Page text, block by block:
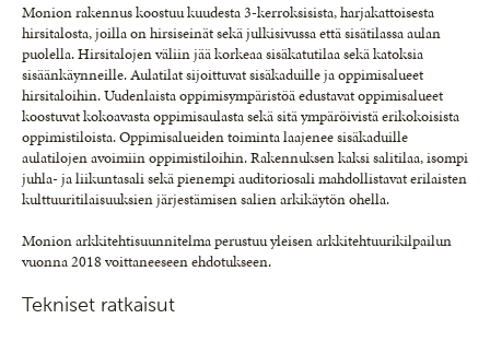
Monion rakennus koostuu kuudesta 3-kerroksisista, harjakattoisesta
hirsitalosta, joilla on hirsiseinät sekä julkisivussa että sisätilassa aulan
puolella. Hirsitalojen väliin jää korkeaa sisäkatutilaa sekä katoksia
sisäänkäynneille. Aulatilat sijoittuvat sisäkaduille ja oppimisalueet
hirsitaloihin. Uudenlaista oppimisympäristöä edustavat oppimisalueet
koostuvat kokoavasta oppimisaulasta sekä sitä ympäröivistä erikokoisista
oppimistiloista. Oppimisalueiden toiminta laajenee sisäkaduille
aulatilojen avoimiin oppimistiloihin. Rakennuksen kaksi salitilaa, isompi
juhla- ja liikuntasali sekä pienempi auditoriosali mahdollistavat erilaisten
kulttuuritilaisuuksien järjestämisen salien arkikäytön ohella.
Monion arkkitehtisuunnitelma perustuu yleisen arkkitehtuurikilpailun
vuonna 2018 voittaneeseen ehdotukseen.
Tekniset ratkaisut